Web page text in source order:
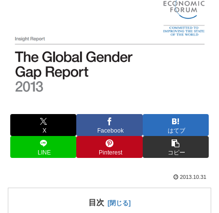
X Facebook はてブ
LINE Pinterest コピー
2013.10.31
目次